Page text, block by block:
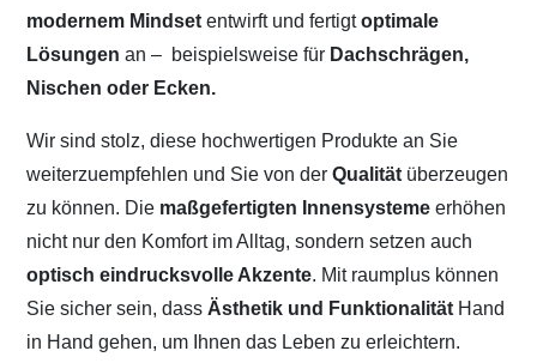
modernem Mindset entwirft und fertigtoptimale
Lösungen an – beispielsweise für Dachschrägen,
Nischen oder Ecken.
Wir sind stolz, diese hochwertigen Produkte an Sie
weiterzuempfehlen und Sie von derQualität überzeugen
zu können. Die maßgefertigten Innensystemeerhöhen
nicht nur den Komfort im Alltag, sondern setzen auch
optisch eindrucksvolle Akzente. Mit raumplus können
Sie sicher sein, dass Ästhetik und Funktionalität Hand
in Hand gehen, um Ihnen das Leben zu erleichtern.